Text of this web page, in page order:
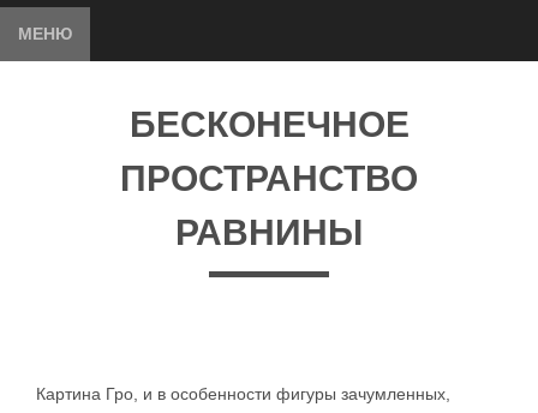
МЕНЮ
БЕСКОНЕЧНОЕ
ПРОСТРАНСТВО
РАВНИНЫ
Картина Гро, и в особенности фигуры зачумленных,